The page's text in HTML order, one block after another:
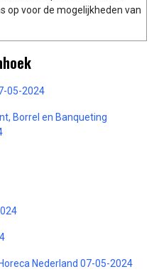
op voor de mogelijkheden van
05-2024
Borrel en Banqueting
Nederland 07-05-2024